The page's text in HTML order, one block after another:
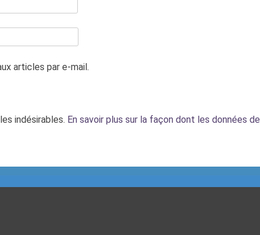
articles par e-mail.
indésirables. En savoir plus sur la façon dont les données de